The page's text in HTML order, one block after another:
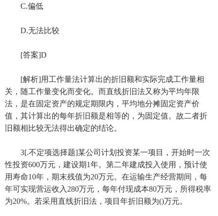
C.偏低
D.无法比较
[答案]D
[解析]用工作量法计算出的折旧额和实际完成工作量相
关，随工作量变化而变化。而直线折旧法又称为平均年限
法，是在固定资产的规定期限内，平均地分摊固定资产价
值，其计算出的每年折旧额是相等的，为固定值。故二者折
旧额相比较无法得出确定的结论。
3[.不定项选择题]某公司计划投资某一项目，开始时一次
性投资600万元，建设期1年。第二年建成投入使用，预计使
用寿命10年，期末残值为20万元。在运输生产经营期间，每
年可实现营运收入280万元，每年付现成本80万元，所得税率
为20%。若采用直线折旧法，项目年折旧额为()万元。